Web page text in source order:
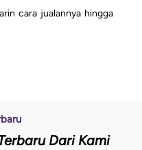
cara jualannya hingga
Dari Kami